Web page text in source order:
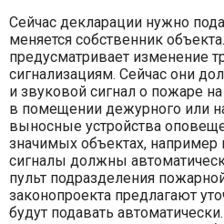
Сейчас декларации нужно
меняется собственник
предусматривает изменение
сигнализациям. Сейчас они
и звуковой сигнал о пожаре
в помещении дежурного или
выносные устройства
значимых объектах, например
сигналы должны
пульт подразделения
законопроекта предлагают
будут подавать